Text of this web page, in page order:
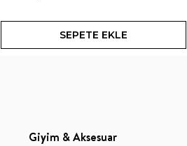
SEPETE EKLE
Giyim & Aksesuar